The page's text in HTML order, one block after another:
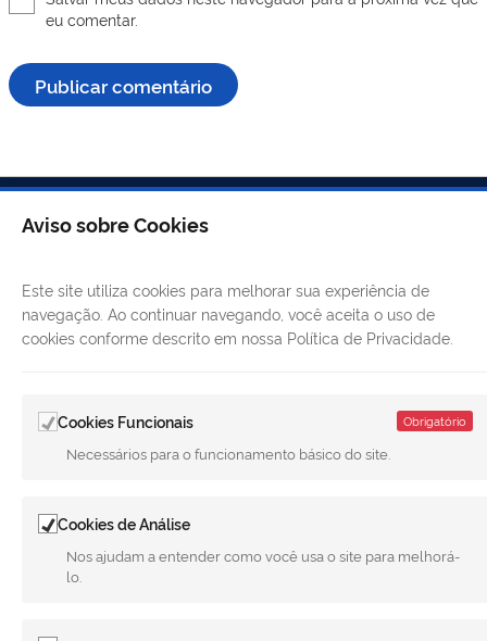
eu comentar.
LINKS ÚTEIS
CANAIS
MUNICÍPIO DE MERIDIANO
REDES SOCIAIS
Aviso sobre Cookies
Este site utiliza cookies para melhorar sua experiência de
navegação. Ao continuar navegando, você aceita o uso de
cookies conforme descrito em nossa Política de Privacidade.
Cookies Funcionais Obrigatório
Necessários para o funcionamento básico do site.
Cookies de Análise
Nos ajudam a entender como você usa o site para melhorá-
lo.